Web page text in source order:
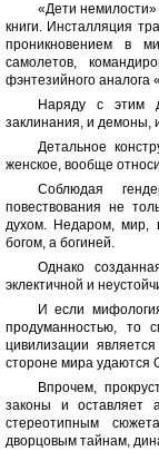
«Дети
книги. Инсталляция
проникновением в
самолетов,
фэнтезийного аналога
Наряду с этим
заклинания, и демоны,
Детальное
женское, вообще
Соблюдая
повествования не
духом. Недаром, мир,
богом, а богиней.
Однако
эклектичной и
И если
продуманностью, то
цивилизации
стороне мира удаются
Впрочем,
законы и оставляет
стереотипным
дворцовым тайнам,